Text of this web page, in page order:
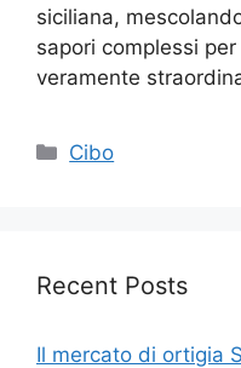
siciliana,
sapori complessi
veramente
Categories
Cibo
Recent Posts
Il mercato di ortigia